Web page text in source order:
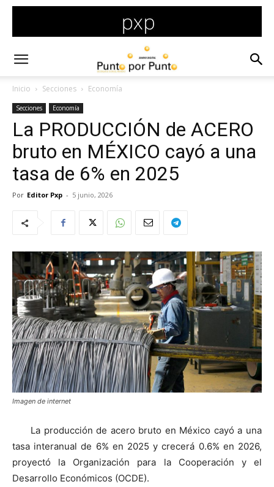
Inicio Secciones Economía
Secciones Economía
La PRODUCCIÓN de ACERO
bruto en MÉXICO cayó a una
tasa de 6% en 2025
Por Editor Pxp - 5 junio, 2026
Imagen de internet
La producción de acero bruto en México cayó a una
tasa interanual de 6% en 2025 y crecerá 0.6% en 2026,
proyectó la Organización para la Cooperación y el
Desarrollo Económicos (OCDE).